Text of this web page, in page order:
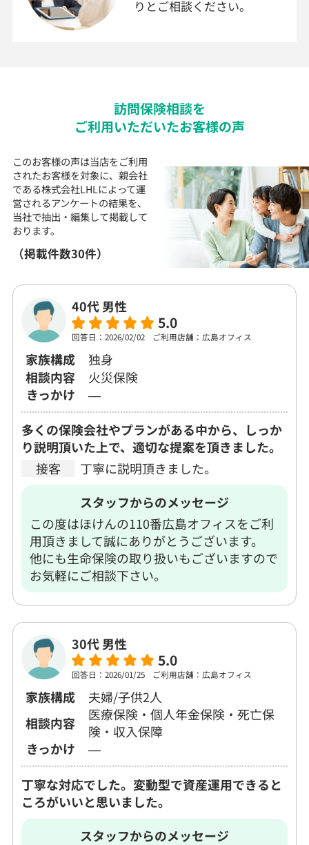
りとご相談ください。
訪問保険相談を
ご利用いただいたお客様の声
このお客様の声は当店をご利用
されたお客様を対象に、 親会社
である株式会社LHLによって運
営されるアンケートの結果を、
当社で抽出・編集して掲載して
おります。
（掲載件数30件）
40代 男性
5.0
回答日：2026/02/02 ご利用店舗：広島オフィス
家族構成
独身
相談内容
火災保険
きっかけ
―
多くの保険会社やプランがある中から、しっか
り説明頂いた上で、適切な提案を頂きました。
接客
丁寧に説明頂きました。
スタッフからのメッセージ
この度はほけんの110番広島オフィスをご利
用頂きまして誠にありがとうございます。
他にも生命保険の取り扱いもございますので
お気軽にご相談下さい。
30代 男性
5.0
回答日：2026/01/25 ご利用店舗：広島オフィス
家族構成
夫婦/子供2人
相談内容
医療保険・個人年金保険・死亡保
険・収入保障
きっかけ
―
丁寧な対応でした。変動型で資産運用できると
ころがいいと思いました。
スタッフからのメッセージ